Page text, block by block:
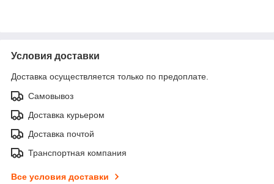
Условия доставки
Доставка осуществляется только по предоплате.
Самовывоз
Доставка курьером
Доставка почтой
Транспортная компания
Все условия доставки